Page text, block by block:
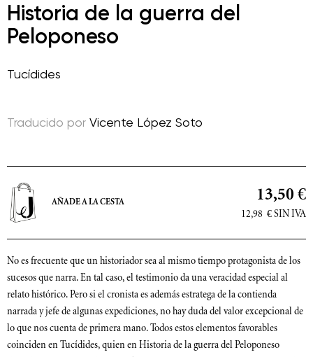
Historia de la guerra del
Peloponeso
Tucídides
Traducido por Vicente López Soto
13,50 €
12,98 € SIN IVA
AÑADE A LA CESTA
No es frecuente que un historiador sea al mismo tiempo protagonista de los
sucesos que narra. En tal caso, el testimonio da una veracidad especial al
relato histórico. Pero si el cronista es además estratega de la contienda
narrada y jefe de algunas expediciones, no hay duda del valor excepcional de
lo que nos cuenta de primera mano. Todos estos elementos favorables
coinciden en Tucídides, quien en Historia de la guerra del Peloponeso